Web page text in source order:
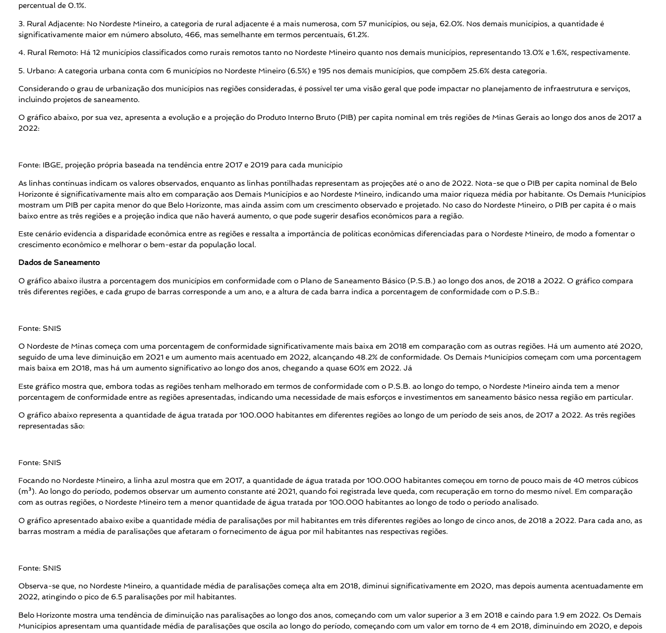
percentual de 0.1%.
3. Rural Adjacente: No Nordeste Mineiro, a categoria de rural adjacente é a mais numerosa, com 57 municípios, ou seja, 62.0%. Nos demais municípios, a quantidade é
significativamente maior em número absoluto, 466, mas semelhante em termos percentuais, 61.2%.
4. Rural Remoto: Há 12 municípios classificados como rurais remotos tanto no Nordeste Mineiro quanto nos demais municípios, representando 13.0% e 1.6%, respectivamente.
5. Urbano: A categoria urbana conta com 6 municípios no Nordeste Mineiro (6.5%) e 195 nos demais municípios, que compõem 25.6% desta categoria.
Considerando o grau de urbanização dos municípios nas regiões consideradas, é possível ter uma visão geral que pode impactar no planejamento de infraestrutura e serviços,
incluindo projetos de saneamento.
O gráfico abaixo, por sua vez, apresenta a evolução e a projeção do Produto Interno Bruto (PIB) per capita nominal em três regiões de Minas Gerais ao longo dos anos de 2017 a
2022:
Fonte: IBGE, projeção própria baseada na tendência entre 2017 e 2019 para cada município
As linhas contínuas indicam os valores observados, enquanto as linhas pontilhadas representam as projeções até o ano de 2022. Nota-se que o PIB per capita nominal de Belo
Horizonte é significativamente mais alto em comparação aos Demais Municípios e ao Nordeste Mineiro, indicando uma maior riqueza média por habitante. Os Demais Municípios
mostram um PIB per capita menor do que Belo Horizonte, mas ainda assim com um crescimento observado e projetado. No caso do Nordeste Mineiro, o PIB per capita é o mais
baixo entre as três regiões e a projeção indica que não haverá aumento, o que pode sugerir desafios econômicos para a região.
Este cenário evidencia a disparidade econômica entre as regiões e ressalta a importância de políticas econômicas diferenciadas para o Nordeste Mineiro, de modo a fomentar o
crescimento econômico e melhorar o bem-estar da população local.
Dados de Saneamento
O gráfico abaixo ilustra a porcentagem dos municípios em conformidade com o Plano de Saneamento Básico (P.S.B.) ao longo dos anos, de 2018 a 2022. O gráfico compara
três diferentes regiões, e cada grupo de barras corresponde a um ano, e a altura de cada barra indica a porcentagem de conformidade com o P.S.B.:
Fonte: SNIS
O Nordeste de Minas começa com uma porcentagem de conformidade significativamente mais baixa em 2018 em comparação com as outras regiões. Há um aumento até 2020,
seguido de uma leve diminuição em 2021 e um aumento mais acentuado em 2022, alcançando 48.2% de conformidade. Os Demais Municípios começam com uma porcentagem
mais baixa em 2018, mas há um aumento significativo ao longo dos anos, chegando a quase 60% em 2022. Já
Este gráfico mostra que, embora todas as regiões tenham melhorado em termos de conformidade com o P.S.B. ao longo do tempo, o Nordeste Mineiro ainda tem a menor
porcentagem de conformidade entre as regiões apresentadas, indicando uma necessidade de mais esforços e investimentos em saneamento básico nessa região em particular.
O gráfico abaixo representa a quantidade de água tratada por 100.000 habitantes em diferentes regiões ao longo de um período de seis anos, de 2017 a 2022. As três regiões
representadas são:
Fonte: SNIS
Focando no Nordeste Mineiro, a linha azul mostra que em 2017, a quantidade de água tratada por 100.000 habitantes começou em torno de pouco mais de 40 metros cúbicos
(m³). Ao longo do período, podemos observar um aumento constante até 2021, quando foi registrada leve queda, com recuperação em torno do mesmo nível. Em comparação
com as outras regiões, o Nordeste Mineiro tem a menor quantidade de água tratada por 100.000 habitantes ao longo de todo o período analisado.
O gráfico apresentado abaixo exibe a quantidade média de paralisações por mil habitantes em três diferentes regiões ao longo de cinco anos, de 2018 a 2022. Para cada ano, as
barras mostram a média de paralisações que afetaram o fornecimento de água por mil habitantes nas respectivas regiões.
Fonte: SNIS
Observa-se que, no Nordeste Mineiro, a quantidade média de paralisações começa alta em 2018, diminui significativamente em 2020, mas depois aumenta acentuadamente em
2022, atingindo o pico de 6.5 paralisações por mil habitantes.
Belo Horizonte mostra uma tendência de diminuição nas paralisações ao longo dos anos, começando com um valor superior a 3 em 2018 e caindo para 1.9 em 2022. Os Demais
Municípios apresentam uma quantidade média de paralisações que oscila ao longo do período, começando com um valor em torno de 4 em 2018, diminuindo em 2020, e depois